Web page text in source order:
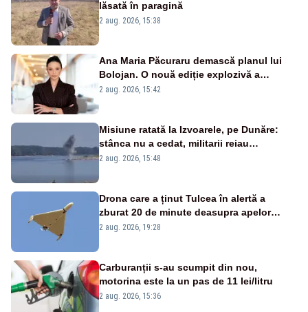
lăsată în paragină
2 aug. 2026, 15:38
Ana Maria Păcuraru demască planul lui
Bolojan. O nouă ediție explozivă a
emisiunii „Miza Zilei” la Realitatea PLUS
2 aug. 2026, 15:42
Misiune ratată la Izvoarele, pe Dunăre:
stânca nu a cedat, militarii reiau
detonările luni – VIDEO
2 aug. 2026, 15:48
Drona care a ținut Tulcea în alertă a
zburat 20 de minute deasupra apelor
României. Au fost ridicate două F-16
2 aug. 2026, 19:28
Carburanții s-au scumpit din nou,
motorina este la un pas de 11 lei/litru
2 aug. 2026, 15:36